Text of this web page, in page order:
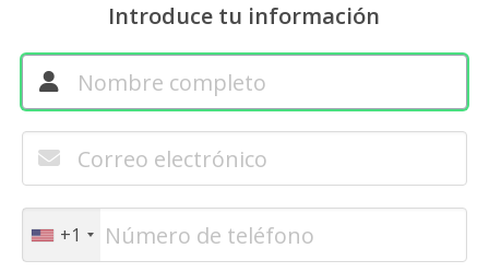
Introduce tu información
+1